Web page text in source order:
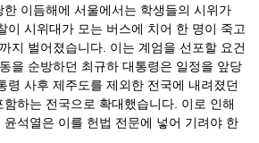
이듬해에 서울에서는 학생들의 시위가
이 시위대가 모는 버스에 치어 한 명이 죽고
지 벌어졌습니다. 이는 계엄을 선포할 요건
을 순방하던 최규하 대통령은 일정을 앞당
령 사후 제주도를 제외한 전국에 내려졌던
하는 전국으로 확대했습니다. 이로 인해
석열은 이를 헌법 전문에 넣어 기려야 한